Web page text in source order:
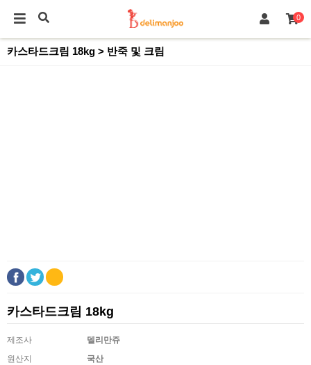
0
카스타드크림 18kg > 반죽 및 크림
카스타드크림 18kg
제조사
델리만쥬
원산지
국산